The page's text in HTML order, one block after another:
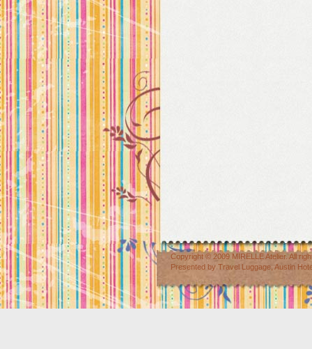
Copyright © 2009 MIRELLE Atelier. All
Presented by Travel Luggage Austin